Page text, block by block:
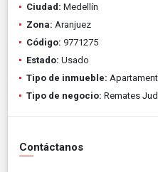
Ciudad: Medellín
Zona: Aranjuez
Código: 9771275
Estado: Usado
Tipo de inmueble:
Tipo de negocio: Remates
Contáctanos